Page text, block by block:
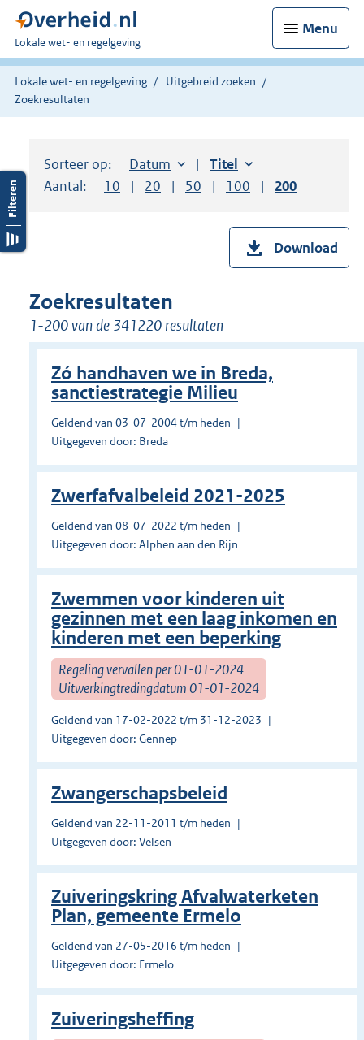
Menu
U
bent
hier:
Lokale wet- en regelgeving
Lokale wet- en regelgeving
Uitgebreid zoeken
Zoekresultaten
Sorteer op: Sorteer op:
Datum aflopendSorteer op:
Titel oplopend
Aantal:
Toon
10 resultaten per pagina
Toon
20 resultaten per pagina
Toon
50 resultaten per pagina
Toon
100 resultaten per
Toon
200
Download
Zoekresultaten
1-200 van de 341220 resultaten
Zó handhaven we in Breda,
sanctiestrategie Milieu
Geldend van 03-07-2004 t/m heden
Uitgegeven door: Breda
Zwerfafvalbeleid 2021-2025
Geldend van 08-07-2022 t/m heden
Uitgegeven door: Alphen aan den Rijn
Zwemmen voor kinderen uit
gezinnen met een laag inkomen en
kinderen met een beperking
Regeling vervallen per 01-01-2024
Uitwerkingtredingdatum 01-01-2024
Geldend van 17-02-2022 t/m 31-12-2023
Uitgegeven door: Gennep
Zwangerschapsbeleid
Geldend van 22-11-2011 t/m heden
Uitgegeven door: Velsen
Zuiveringskring Afvalwaterketen
Plan, gemeente Ermelo
Geldend van 27-05-2016 t/m heden
Uitgegeven door: Ermelo
Zuiveringsheffing